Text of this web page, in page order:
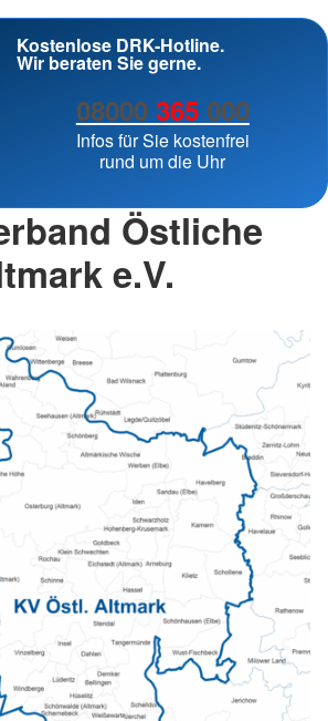
Kostenlose DRK-Hotline.
Wir beraten Sie gerne.
08000 365000
Infos für Sie kostenfrei
rund um die Uhr
Östliche
e.V.